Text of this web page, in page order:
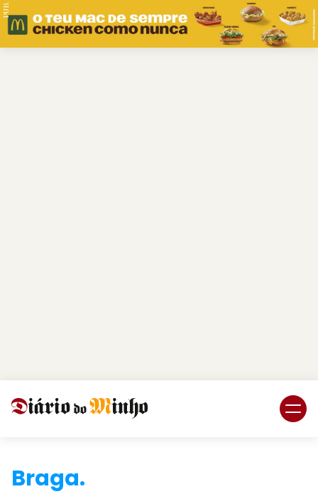
PUB.
Braga